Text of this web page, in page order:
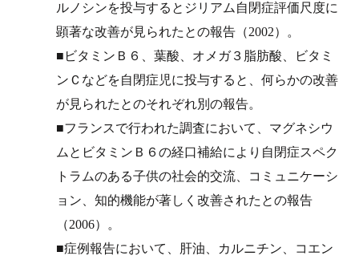
ルノシンを投与するとジリアム自閉症評価尺度に
顕著な改善が見られたとの報告（2002）。
■ビタミンＢ６、葉酸、オメガ３脂肪酸、ビタミ
ンＣなどを自閉症児に投与すると、何らかの改善
が見られたとのそれぞれ別の報告。
■フランスで行われた調査において、マグネシウ
ムとビタミンＢ６の経口補給により自閉症スペク
トラムのある子供の社会的交流、コミュニケーシ
ョン、知的機能が著しく改善されたとの報告
（2006）。
■症例報告において、肝油、カルニチン、コエン